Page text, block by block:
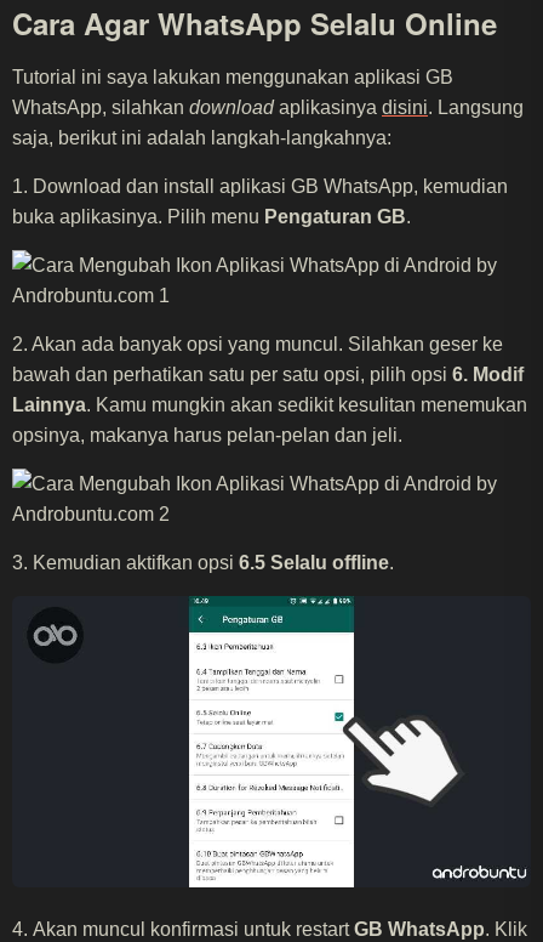
Cara Agar WhatsApp Selalu Online
Tutorial ini saya lakukan menggunakan aplikasi GB
WhatsApp, silahkan downloadaplikasinya disini. Langsung
saja, berikut ini adalah langkah-langkahnya:
1. Download dan install aplikasi GB WhatsApp, kemudian
buka aplikasinya. Pilih menu Pengaturan GB.
2. Akan ada banyak opsi yang muncul. Silahkan geser ke
bawah dan perhatikan satu per satu opsi, pilih opsi 6. Modif
Lainnya. Kamu mungkin akan sedikit kesulitan menemukan
opsinya, makanya harus pelan-pelan dan jeli.
3. Kemudian aktifkan opsi 6.5 Selalu offline.
4. Akan muncul konfirmasi untuk restartGB WhatsApp. Klik